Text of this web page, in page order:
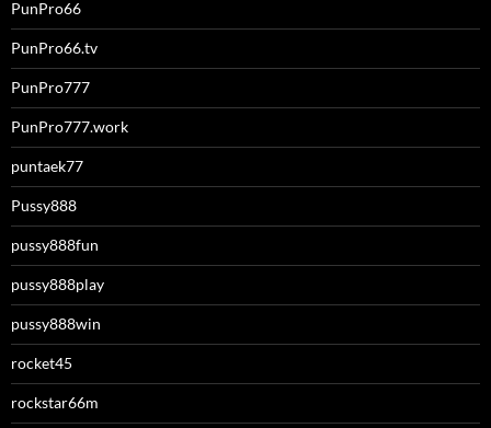
PunPro66
PunPro66.tv
PunPro777
PunPro777.work
puntaek77
Pussy888
pussy888fun
pussy888play
pussy888win
rocket45
rockstar66m